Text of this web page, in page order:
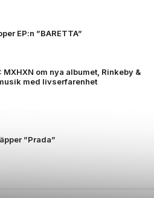
EP:n ”BARETTA”
MXHXN om nya albumet, Rinkeby &
med livserfarenhet
”Prada”